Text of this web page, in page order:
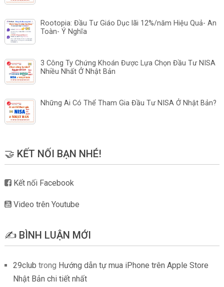
Rootopia: Đầu Tư Giáo Dục lãi 12%/năm Hiệu Quả- An
Toàn- Ý Nghĩa
3 Công Ty Chứng Khoán Được Lựa Chọn Đầu Tư NISA
Nhiều Nhất Ở Nhật Bản
Những Ai Có Thể Tham Gia Đầu Tư NISA Ở Nhật Bản?
🤝 KẾT NỐI BẠN NHÉ!
Kết nối Facebook
Video trên Youtube
✍️ BÌNH LUẬN MỚI
29club trong Hướng dẫn tự mua iPhone trên Apple Store
Nhật Bản chi tiết nhất